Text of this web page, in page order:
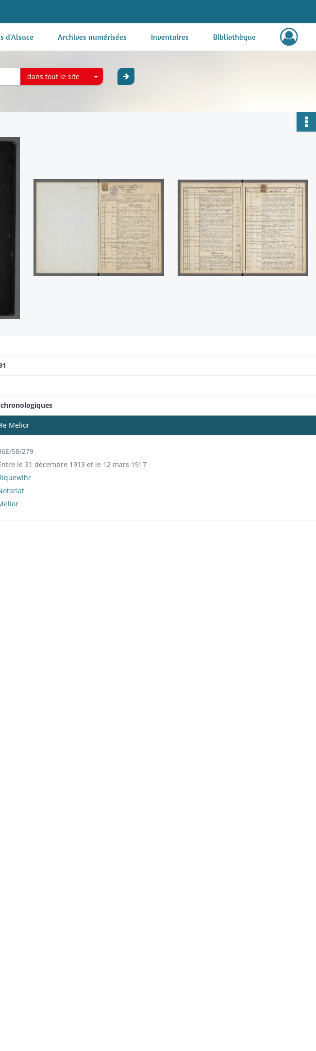
d'Alsace Archives numérisées Inventaires Bibliothèque
dans tout le site
Melior
58/279
le 31 décembre 1913 et le 12 mars 1917